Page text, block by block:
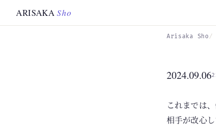
ARISAKASho
Arisaka Sho
2024.09.06
これまでは
相手が改心